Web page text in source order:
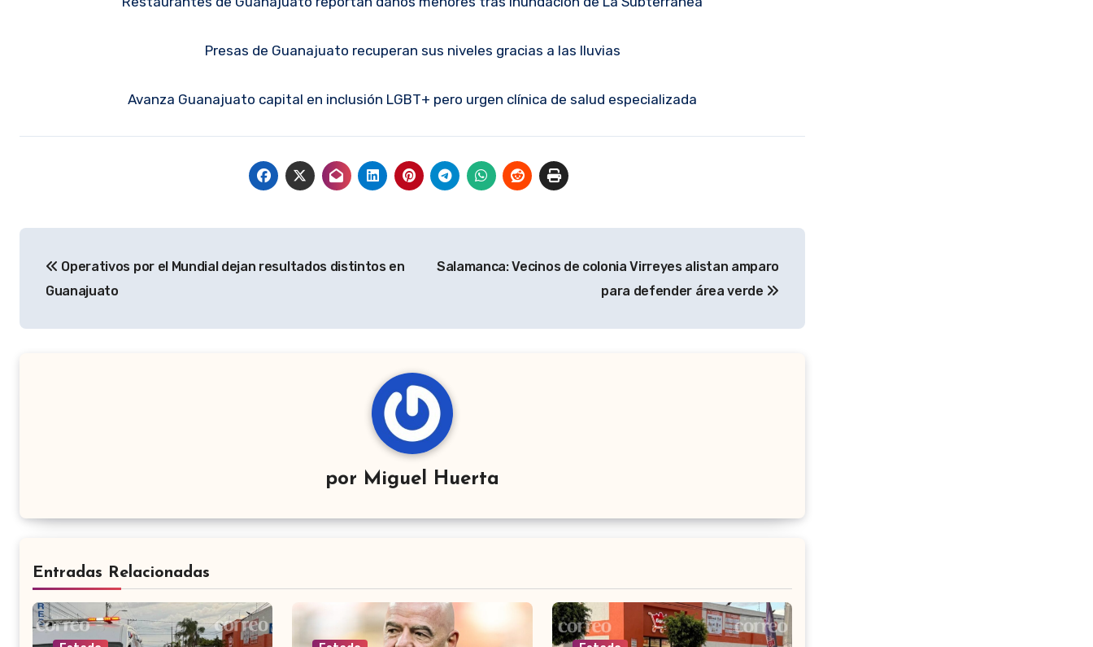
Presas de Guanajuato recuperan sus niveles gracias a las lluvias
Avanza Guanajuato capital en inclusión LGBT+ pero urgen clínica de salud especializada
de
Operativos por el Mundial dejan resultados distintos en
Guanajuato
Salamanca: Vecinos de colonia Virreyes alistan amparo
para defender área verde
por Miguel Huerta
Entradas Relacionadas